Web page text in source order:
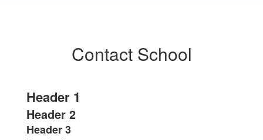
Contact School
Header 1
Header 2
Header 3